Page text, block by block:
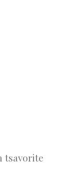
tsavorite